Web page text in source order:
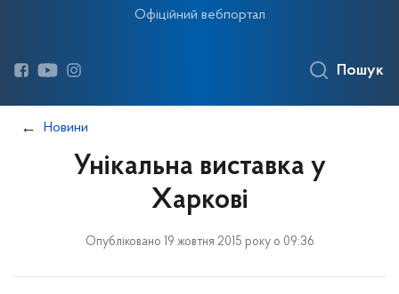
Офіційний вебпортал
Пошук
Новини
Унікальна виставка у
Харкові
Опубліковано 19 жовтня 2015 року о 09:36